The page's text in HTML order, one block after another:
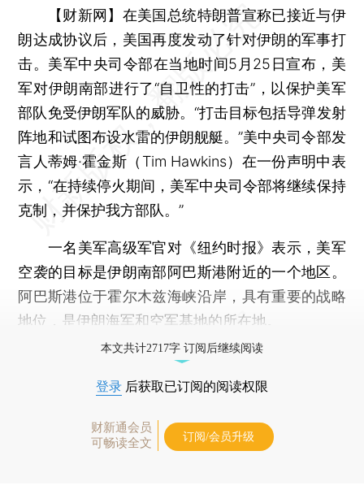
【财新网】 在美国总统特朗普宣称已接近与伊
朗达成协议后，美国再度发动了针对伊朗的军事打
击。美军中央司令部在当地时间5月25日宣布，美
军对伊朗南部进行了“自卫性的打击”，以保护美军
部队免受伊朗军队的威胁。“打击目标包括导弹发射
阵地和试图布设水雷的伊朗舰艇。”美中央司令部发
言人蒂姆·霍金斯（Tim Hawkins）在一份声明中表
示，“在持续停火期间，美军中央司令部将继续保持
克制，并保护我方部队。”
一名美军高级军官对《纽约时报》表示，美军
空袭的目标是伊朗南部阿巴斯港附近的一个地区。
阿巴斯港位于霍尔木兹海峡沿岸，具有重要的战略
地位，是伊朗海军和空军基地的所在地。
本文共计2717字 订阅后继续阅读
登录 后获取已订阅的阅读权限
财新通会员
可畅读全文
订阅/会员升级